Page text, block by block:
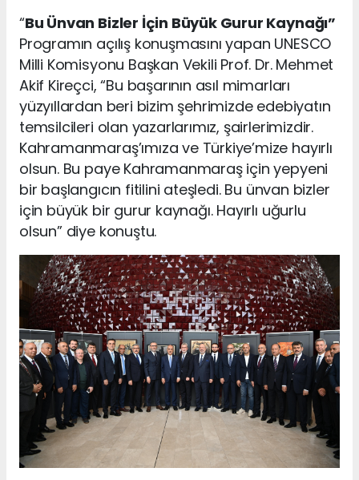
“Bu Ünvan Bizler İçin Büyük Gurur Kaynağı”
Programın açılış konuşmasını yapan UNESCO
Milli Komisyonu Başkan Vekili Prof. Dr. Mehmet
Akif Kireçci, “Bu başarının asıl mimarları
yüzyıllardan beri bizim şehrimizde edebiyatın
temsilcileri olan yazarlarımız, şairlerimizdir.
Kahramanmaraş’ımıza ve Türkiye’mize hayırlı
olsun. Bu paye Kahramanmaraş için yepyeni
bir başlangıcın fitilini ateşledi. Bu ünvan bizler
için büyük bir gurur kaynağı. Hayırlı uğurlu
olsun” diye konuştu.